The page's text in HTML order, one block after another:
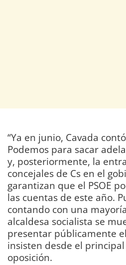
“Ya en junio, Cavada
Podemos para sacar
y, posteriormente, la
concejales de Cs en el
garantizan que el PSOE
las cuentas de este año.
contando con una
alcaldesa socialista se
presentar públicamente
insisten desde el
oposición.